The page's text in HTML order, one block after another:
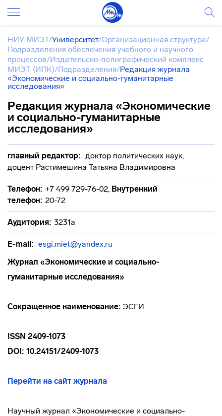
НИУ МИЭТ/Университет/Организационная структура/
Подразделения обеспечения учебного и научного
процессов/Издательско-полиграфический комплекс
МИЭТ (ИПК)/Подразделения/Редакция журнала
«Экономические и социально-гуманитарные
исследования»
Редакция журнала «Экономические
и социально-гуманитарные
исследования»
главный редактор: доктор политических наук,
доцент Растимешина Татьяна Владимировна
Телефон: +7 499 729-76-02, Внутренний
телефон: 20-72
Аудитория: 3231а
E-mail: esgi.miet@yandex.ru
Журнал «Экономические и социально-
гуманитарные исследования»
Сокращенное наименование: ЭСГИ
ISSN 2409-1073
DOI: 10.24151/2409-1073
Перейти на сайт журнала
Научный журнал «Экономические и социально-